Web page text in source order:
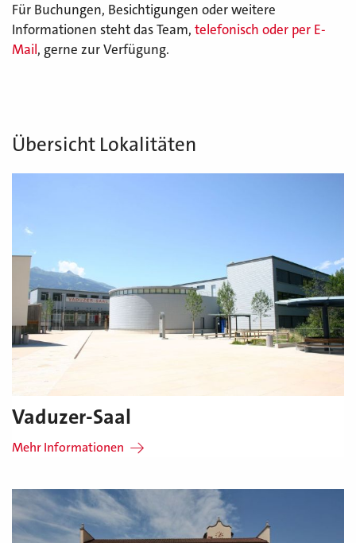
Für Buchungen, Besichtigungen oder weitere
Informationen steht das Team, telefonisch oder per E-
Mail, gerne zur Verfügung.
Übersicht Lokalitäten
Vaduzer-Saal
Mehr Informationen